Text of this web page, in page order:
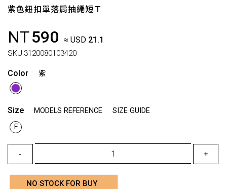
紫色鈕扣單落肩抽繩短Ｔ
NT590 ≈ USD 21.1
SKU:3120080103420
Color 紫
Size MODELS REFERENCE
SIZE GUIDE
F
- +
NO STOCK FOR BUY